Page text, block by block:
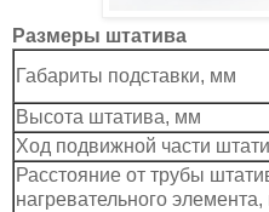
Размеры штатива
Габариты подставки, мм
Высота штатива, мм
Ход подвижной части
Расстояние от трубы
нагревательного